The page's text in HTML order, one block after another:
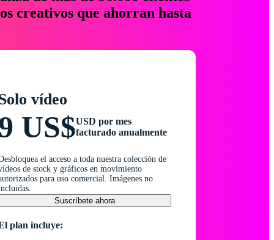
creativos que ahorran hasta
vídeo
US$USD por mes
facturado anualmente
el acceso a toda nuestra colección de
de stock y gráficos en movimiento
para uso comercial. Imágenes no
Suscríbete ahora
plan incluye: